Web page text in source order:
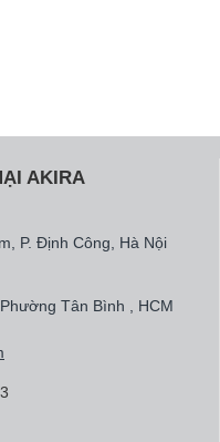
AKIRA
P. Định Công, Hà Nội
Tân Bình , HCM